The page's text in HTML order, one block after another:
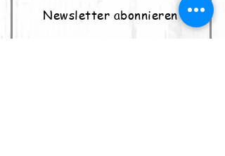
Newsletter abonnieren